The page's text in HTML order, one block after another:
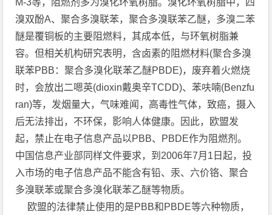
M-3等，阻燃剂多为溴化环氧树脂。溴化环氧树脂中，四
溴双酚A、聚合多溴联苯，聚合多溴联苯乙醚，多溴二苯
醚是覆铜板的主要阻燃料，其成本低，与环氧树脂兼
容。但相关机构研究表明，含卤素的阻燃材料(聚合多溴
联苯PBB：聚合多溴化联苯乙醚PBDE)，废弃着火燃烧
时，会放出二嗯英(dioxin戴奥辛TCDD)、苯呋喃(Benzfu
ran)等，发烟量大，气味难闻，高毒性气体，致癌，摄入
后无法排出，不环保，影响人体健康。因此，欧盟发
起，禁止在电子信息产品以PBB、PBDE作为阻燃剂。
中国信息产业部同样文件要求，到2006年7月1日起，投
入市场的电子信息产品不能含有铅、汞、六价铬、聚合
多溴联苯或聚合多溴化联苯乙醚等物质。
欧盟的法律禁止使用的是PBB和PBDE等六种物质，